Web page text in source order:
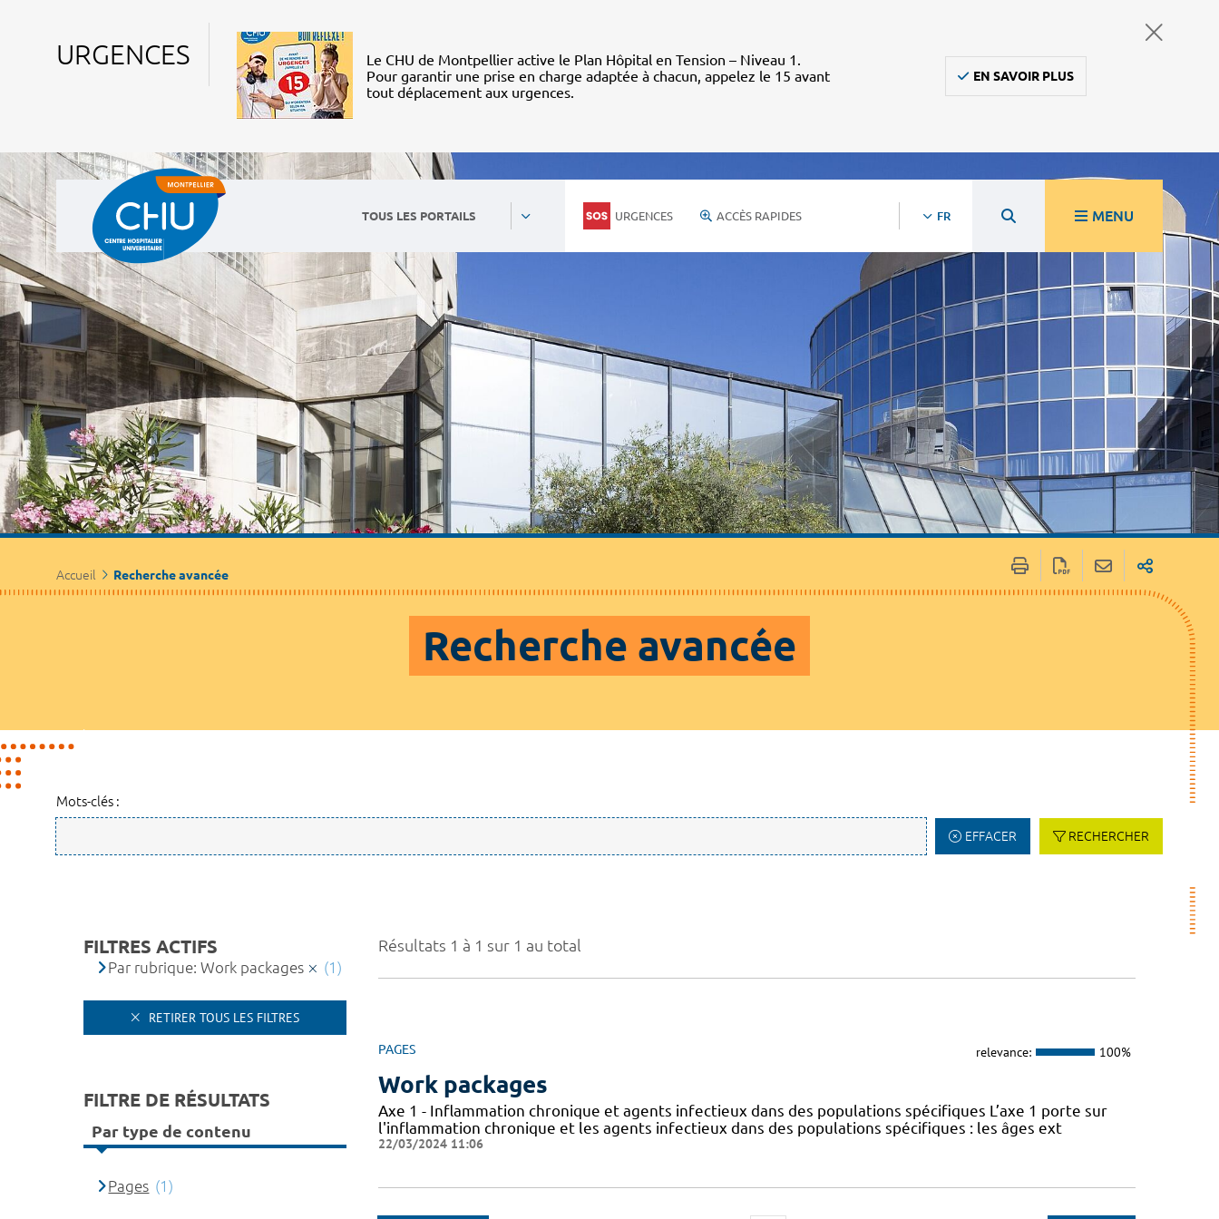
URGENCES
Le CHU de Montpellier active le Plan Hôpital en Tension – Niveau 1.
Pour garantir une prise en charge adaptée à chacun, appelez le 15 avant
tout déplacement aux urgences.
EN SAVOIR PLUS
TOUS LES PORTAILS URGENCES ACCÈS RAPIDES FR MENU
Accueil Recherche avancée
Recherche avancée
Mots-clés :
EFFACER RECHERCHER
Résultats 1 à 1 sur 1 au total
PAGES relevance: 100%
Work packages
Axe 1 - Inflammation chronique et agents infectieux dans des populations spécifiques L’axe 1 porte sur
l'inflammation chronique et les agents infectieux dans des populations spécifiques : les âges ext
22/03/2024 11:06
FILTRES ACTIFS
Par rubrique: Work packages (1)
RETIRER TOUS LES FILTRES
FILTRE DE RÉSULTATS
Par type de contenu
Pages (1)